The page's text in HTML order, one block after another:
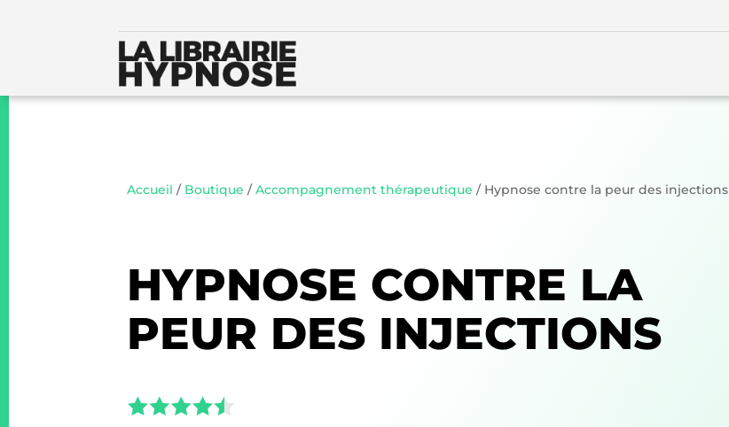
Accueil / Boutique /Accompagnement thérapeutique / Hypnose contre la peur des injections
HYPNOSE CONTRE LA
PEUR DES INJECTIONS